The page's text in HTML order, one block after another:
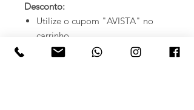
Desconto:
Utilize o cupom "AVISTA" no
carrinho.
Escolha a opção PIX como forma